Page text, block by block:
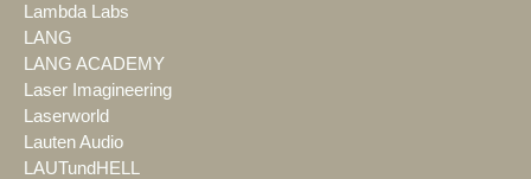
Lambda Labs
LANG
LANG ACADEMY
Laser Imagineering
Laserworld
Lauten Audio
LAUTundHELL